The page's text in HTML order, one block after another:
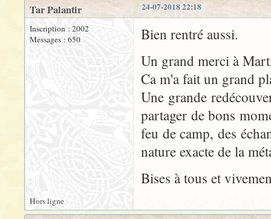
24-07-2018 22:18
Tar Palantir
Inscription : 2002
Messages : 650
Bien rentré aussi.
Un grand merci à
Ca m'a fait un grand
Une grande
partager de bons
feu de camp, des
nature exacte de la
Bises à tous et
Hors ligne